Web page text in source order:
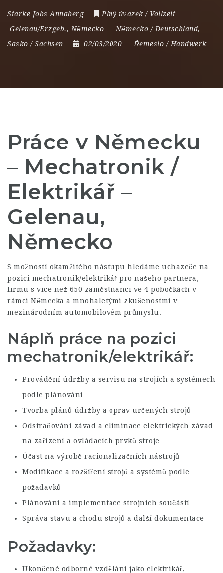
Starke Jobs Annaberg
Plný úvazek / Vollzeit
Gelenau/Erzgeb., Německo Německo / Deutschland,
Sasko / Sachsen
02/03/2020 Řemeslo / Handwerk
Práce v Německu
– Mechatronik /
Elektrikář –
Gelenau,
Německo
S možností okamžitého nástupu hledáme uchazeče na
pozici mechatronik/elektrikář pro našeho partnera,
firmu s více než 650 zaměstnanci ve 4 pobočkách v
rámci Německa a mnohaletými zkušenostmi v
mezinárodním automobilovém průmyslu.
Náplň práce na pozici
mechatronik/elektrikář:
Provádění údržby a servisu na strojích a systémech
podle plánování
Tvorba plánů údržby a oprav určených strojů
Odstraňování závad a eliminace elektrických závad
na zařízení a ovládacích prvků stroje
Účast na výrobě racionalizačních nástrojů
Modifikace a rozšíření strojů a systémů podle
požadavků
Plánování a implementace strojních součástí
Správa stavu a chodu strojů a další dokumentace
Požadavky:
Ukončené odborné vzdělání jako elektrikář,